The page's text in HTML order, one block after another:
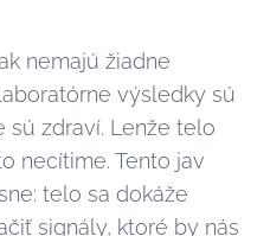
nemajú žiadne
výsledky sú
sú zdraví. Lenže telo
necítime. Tento jav
telo sa dokáže
signály, ktoré by nás